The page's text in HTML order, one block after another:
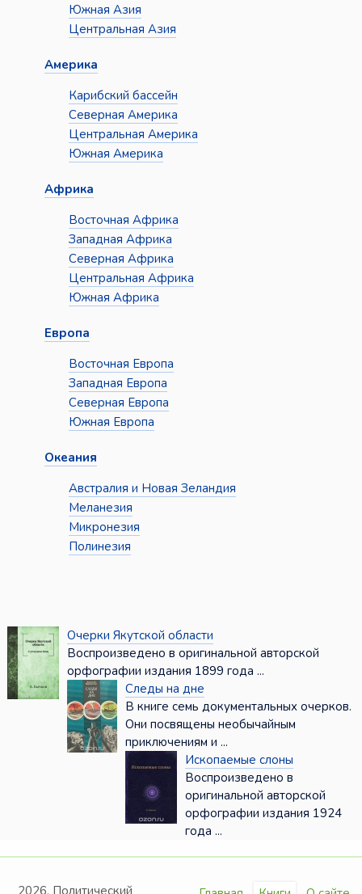
Южная Азия
Центральная Азия
Америка
Карибский бассейн
Северная Америка
Центральная Америка
Южная Америка
Африка
Восточная Африка
Западная Африка
Северная Африка
Центральная Африка
Южная Африка
Европа
Восточная Европа
Западная Европа
Северная Европа
Южная Европа
Океания
Австралия и Новая Зеландия
Меланезия
Микронезия
Полинезия
Очерки Якутской области
Воспроизведено в оригинальной авторской
орфографии издания 1899 года ...
Следы на дне
В книге семь документальных очерков.
Они посвящены необычайным
приключениям и ...
Ископаемые слоны
Воспроизведено в
оригинальной авторской
орфографии издания 1924
года ...